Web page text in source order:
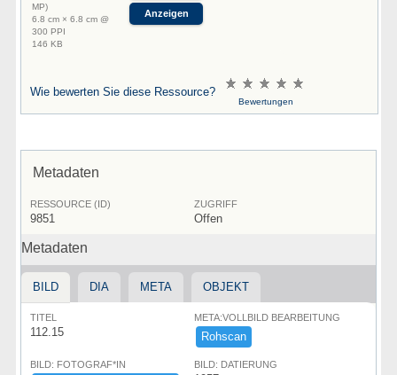
MP)
6.8 cm × 6.8 cm @
300 PPI
146 KB
Anzeigen
Wie bewerten Sie diese Ressource?
Bewertungen
Metadaten
RESSOURCE (ID)
9851
ZUGRIFF
Offen
Metadaten
BILD DIA META OBJEKT
TITEL
112.15
META:VOLLBILD BEARBEITUNG
Rohscan
BILD: FOTOGRAF*IN BILD: DATIERUNG